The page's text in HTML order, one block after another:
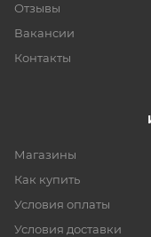
Отзывы
Вакансии
Контакты
Магазины
Как купить
Условия оплаты
Условия доставки